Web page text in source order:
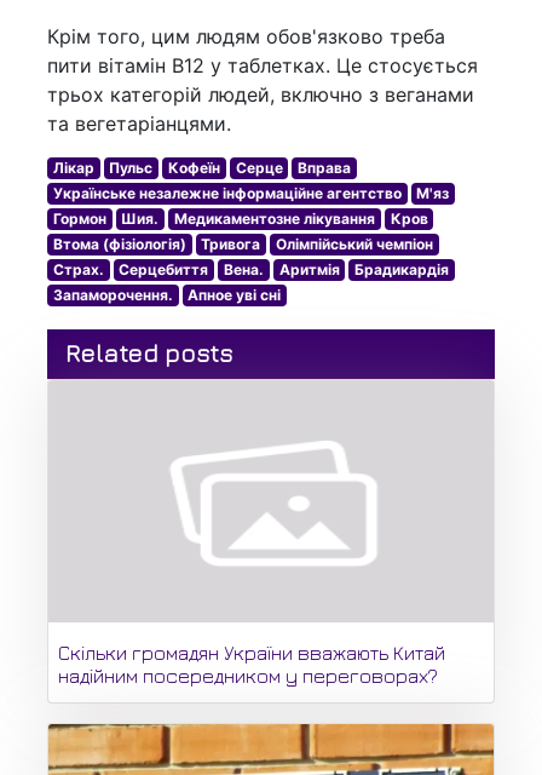
Крім того, цим людям обов'язково треба
пити вітамін B12 у таблетках. Це стосується
трьох категорій людей, включно з веганами
та вегетаріанцями.
Лікар Пульс Кофеїн Серце
Вправа
Українське незалежне інформаційне агентство
М'яз
Гормон
Шия. Медикаментозне лікування
Кров
Втома (фізіологія)
Тривога
Олімпійський чемпіон
Страх.
Серцебиття Вена. Аритмія
Брадикардія
Запаморочення.
Апное уві сні
Related posts
Скільки громадян України вважають Китай
надійним посередником у переговорах?